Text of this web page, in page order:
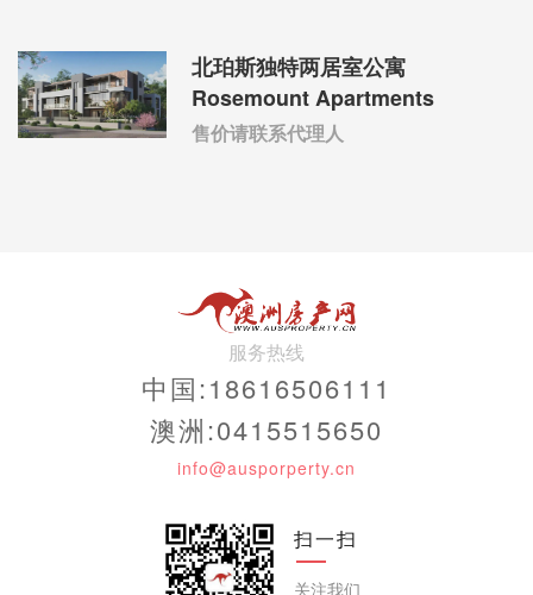
北珀斯独特两居室公寓
Rosemount Apartments
售价请联系代理人
服务热线
中国:18616506111
澳洲:0415515650
info@ausporperty.cn
扫一扫
关注我们